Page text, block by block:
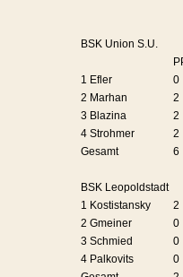
BSK Union S.U.
1 Efler
0
2 Marhan
2
3 Blazina
2
4 Strohmer
2
Gesamt
6
BSK Leopoldstadt
1 Kostistansky
2
2 Gmeiner
0
3 Schmied
0
4 Palkovits
0